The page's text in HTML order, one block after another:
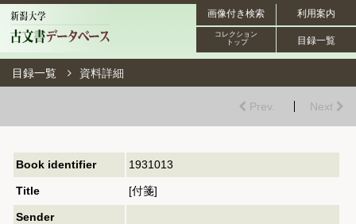
利用案内
画像付き検索
目録一覧
コレクション
トップ
目録一覧 資料詳細
Prev. Next
Book identifier 1931013
Title [付箋]
Sender